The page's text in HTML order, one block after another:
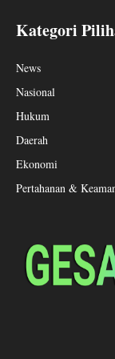
Kategori
News
Nasional
Hukum
Daerah
Ekonomi
Pertahanan &